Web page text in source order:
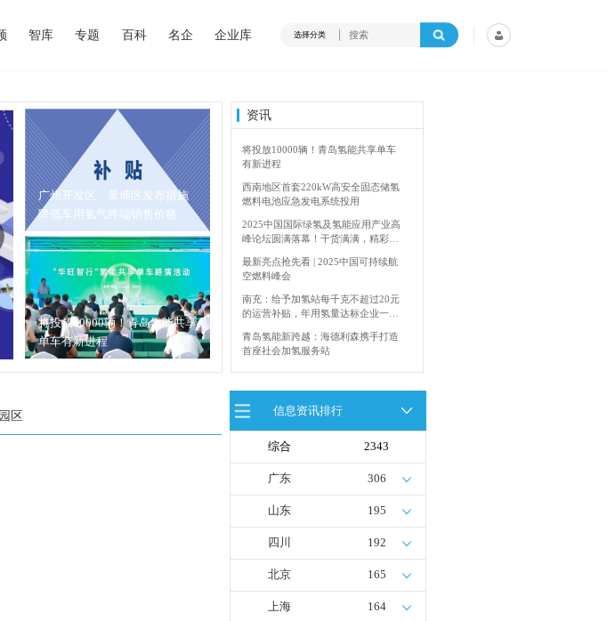
智库 专题 百科 名企 企业库 选择分类
内蒙古能源局：2024年加快建设输氢管道网络
广州开发区、黄埔区发布措施
降低车用氢气终端销售价格
将投放10000辆！青岛氢能共享
单车有新进程
资讯
将投放10000辆！青岛氢能共享单车
有新进程
西南地区首套220kW高安全固态储氢
燃料电池应急发电系统投用
2025中国国际绿氢及氢能应用产业高
峰论坛圆满落幕！干货满满，精彩瞬
最新亮点抢先看 | 2025中国可持续航
空燃料峰会
南充：给予加氢站每千克不超过20元
的运营补贴，年用氢量达标企业一次
青岛氢能新跨越：海德利森携手打造
首座社会加氢服务站
全球首台套！240吨氢能矿用刚性自
发成果验收工作会议在呼伦贝尔举行
新疆俊瑞温宿规模化制绿氢项目开工
荷兰氢能产业联盟到访天德工业装
备，与市区相关领导就威海文登区氢
能产业发展举办交流会
广州开发区、黄埔区发布措施降低车
区 信息资讯排行
综合 2343
广东 306
山东 195
四川 192
北京 165
上海 164